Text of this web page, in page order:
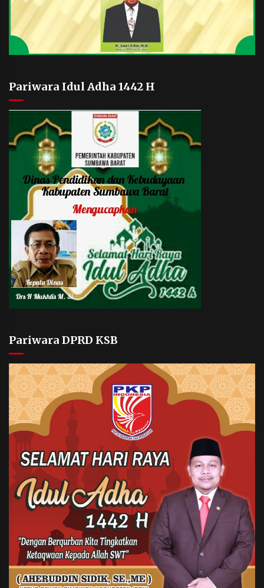
Pariwara Idul Adha 1442 H
Pariwara DPRD KSB